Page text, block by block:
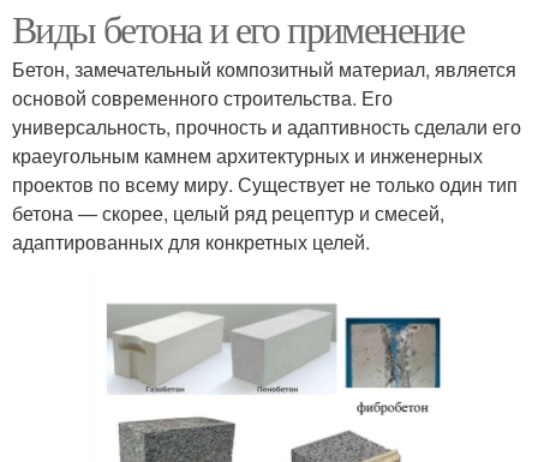
Виды бетона и его применение
Бетон, замечательный композитный материал, является
основой современного строительства. Его
универсальность, прочность и адаптивность сделали его
краеугольным камнем архитектурных и инженерных
проектов по всему миру. Существует не только один тип
бетона — скорее, целый ряд рецептур и смесей,
адаптированных для конкретных целей.